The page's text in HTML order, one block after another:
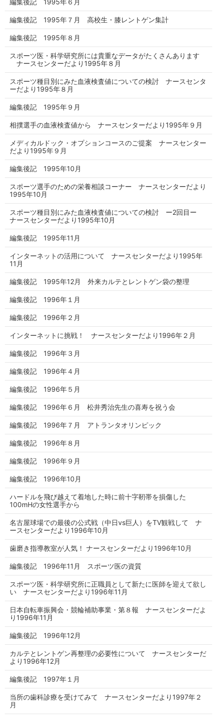
編集後記 1995年６月
編集後記 1995年７月 高校生・膝レントゲン集計
編集後記 1995年８月
スポーツ医・科学研究所には貴重なデータがたくさんあります
ナースセンターだより1995年８月
スポーツ種目別にみた血液検査値についての検討 ナースセンタ
ーだより1995年８月
編集後記 1995年９月
相撲選手の血液検査値から ナースセンターだより1995年９月
メディカルドック・オプションコースのご提案 ナースセンター
だより1995年９月
編集後記 1995年10月
スポーツ選手のための栄養相談コーナー ナースセンターだより
1995年10月
スポーツ種目別にみた血液検査値についての検討 ー2回目ー
ナースセンターだより1995年10月
編集後記 1995年11月
インターネットの活用について ナースセンターだより1995年
11月
編集後記 1995年12月 外来カルテとレントゲン袋の整理
編集後記 1996年１月
編集後記 1996年２月
インターネットに挑戦！ ナースセンターだより1996年２月
編集後記 1996年３月
編集後記 1996年４月
編集後記 1996年５月
編集後記 1996年６月 松井秀治先生の喜寿を祝う会
編集後記 1996年７月 アトランタオリンピック
編集後記 1996年８月
編集後記 1996年９月
編集後記 1996年10月
ハードルを飛び越えて着地した時に前十字靭帯を損傷した
100mHの女性選手から
名古屋球場での最後の公式戦（中日vs巨人）をTV観戦して ナ
ースセンターだより1996年10月
歯磨き指導教室が人気！ ナースセンターだより1996年10月
編集後記 1996年11月 スポーツ医の資質
スポーツ医・科学研究所に正職員として新たに医師を迎えて欲し
い ナースセンターだより1996年11月
日本自転車振興会・競輪補助事業・第８報 ナースセンターだよ
り1996年11月
編集後記 1996年12月
カルテとレントゲン再整理の必要性について ナースセンターだ
より1996年12月
編集後記 1997年１月
当所の歯科診療を受けてみて ナースセンターだより1997年２
月